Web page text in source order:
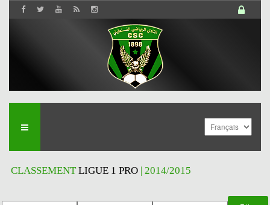
CLASSEMENTLIGUE 1 PRO | 2014/2015